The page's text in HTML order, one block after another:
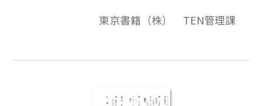
東京書籍（株） TEN管理課